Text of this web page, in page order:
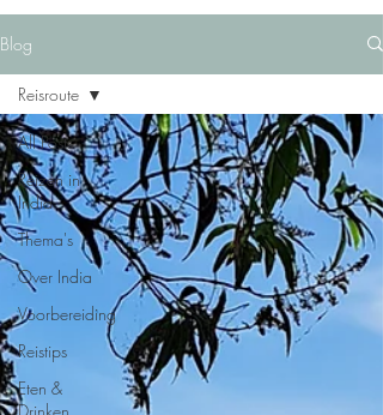
Blog
All Posts
Reizen in
India
Thema's
Over India
Voorbereiding
Reistips
Eten &
Reisroute